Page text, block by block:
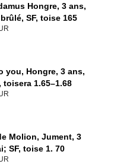
Hongre, 3 ans,
SF, toise 165
you, Hongre, 3 ans,
toisera 1.65–1.68
Molion, Jument, 3
SF, toise 1. 70